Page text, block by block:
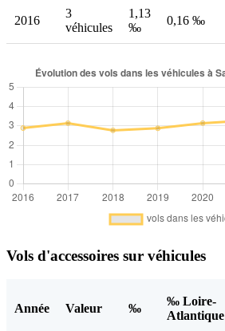
2016
3
véhicules
1,13
‰
0,16 ‰
Vols d'accessoires sur véhicules
Année Valeur ‰
‰ Loire-
Atlantique